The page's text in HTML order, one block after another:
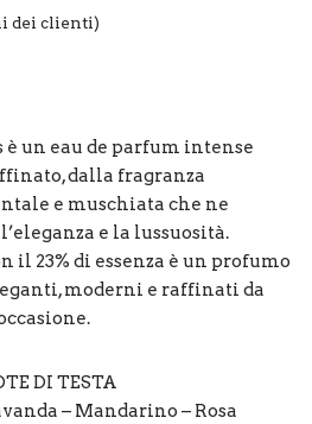
dei clienti)
un eau de parfum intense
dalla fragranza
e muschiata che ne
e la lussuosità.
il 23% di essenza è un profumo
moderni e raffinati da
DI TESTA
– Mandarino – Rosa